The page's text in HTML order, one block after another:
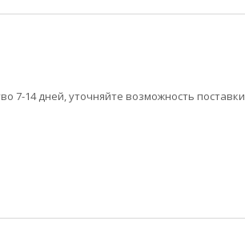
7-14 дней, уточняйте возможность поставки